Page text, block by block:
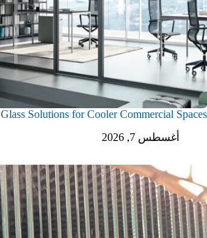
Glass Solutions for Cooler Commercial Spaces
أغسطس 7, 2026